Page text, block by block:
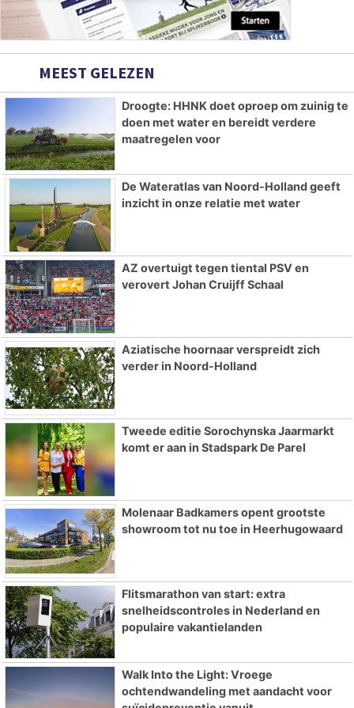
MEEST GELEZEN
Droogte: HHNK doet oproep om zuinig te
doen met water en bereidt verdere
maatregelen voor
De Wateratlas van Noord-Holland geeft
inzicht in onze relatie met water
AZ overtuigt tegen tiental PSV en
verovert Johan Cruijff Schaal
Aziatische hoornaar verspreidt zich
verder in Noord-Holland
Tweede editie Sorochynska Jaarmarkt
komt er aan in Stadspark De Parel
Molenaar Badkamers opent grootste
showroom tot nu toe in Heerhugowaard
Flitsmarathon van start: extra
snelheidscontroles in Nederland en
populaire vakantielanden
Walk Into the Light: Vroege
ochtendwandeling met aandacht voor